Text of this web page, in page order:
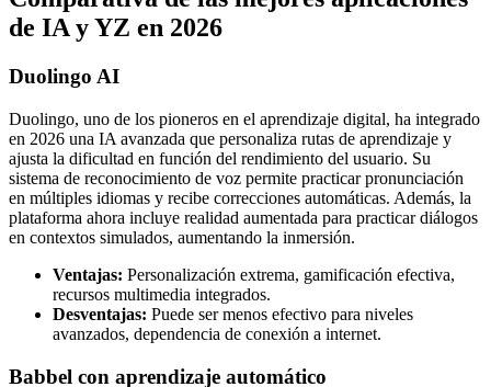
de IA y YZ en 2026
Duolingo AI
Duolingo, uno de los pioneros en el aprendizaje digital, ha integrado
en 2026 una IA avanzada que personaliza rutas de aprendizaje y
ajusta la dificultad en función del rendimiento del usuario. Su
sistema de reconocimiento de voz permite practicar pronunciación
en múltiples idiomas y recibe correcciones automáticas. Además, la
plataforma ahora incluye realidad aumentada para practicar diálogos
en contextos simulados, aumentando la inmersión.
Ventajas: Personalización extrema, gamificación efectiva,
recursos multimedia integrados.
Desventajas: Puede ser menos efectivo para niveles
avanzados, dependencia de conexión a internet.
Babbel con aprendizaje automático